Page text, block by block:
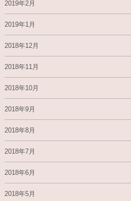
2019年2月
2019年1月
2018年12月
2018年11月
2018年10月
2018年9月
2018年8月
2018年7月
2018年6月
2018年5月